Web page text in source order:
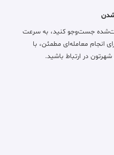
شدن
جست‌وجو کنید، به سرعت
انجام معامله‌ای مطمئن، با
در ارتباط باشید.